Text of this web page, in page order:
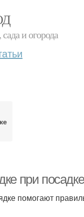
и огорода
при
помогают